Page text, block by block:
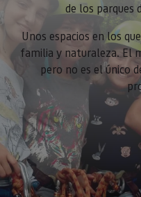
de los parques
Unos espacios en los
familia y naturaleza. El
pero no es el único